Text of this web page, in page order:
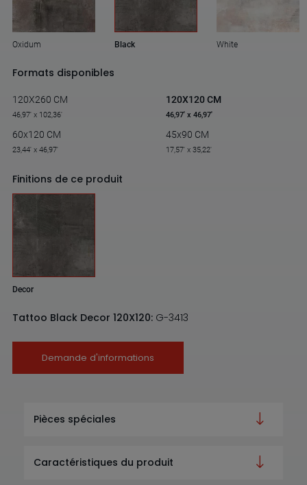
Oxidum Black White
Formats disponibles
120X260 CM
46,97' x 102,36'
120X120 CM
46,97' x 46,97'
60x120 CM
23,44' x 46,97'
45x90 CM
17,57' x 35,22'
Finitions de ce produit
Decor
Tattoo Black Decor 120X120: G-3413
Demande d'informations
Pièces spéciales
Caractéristiques du produit